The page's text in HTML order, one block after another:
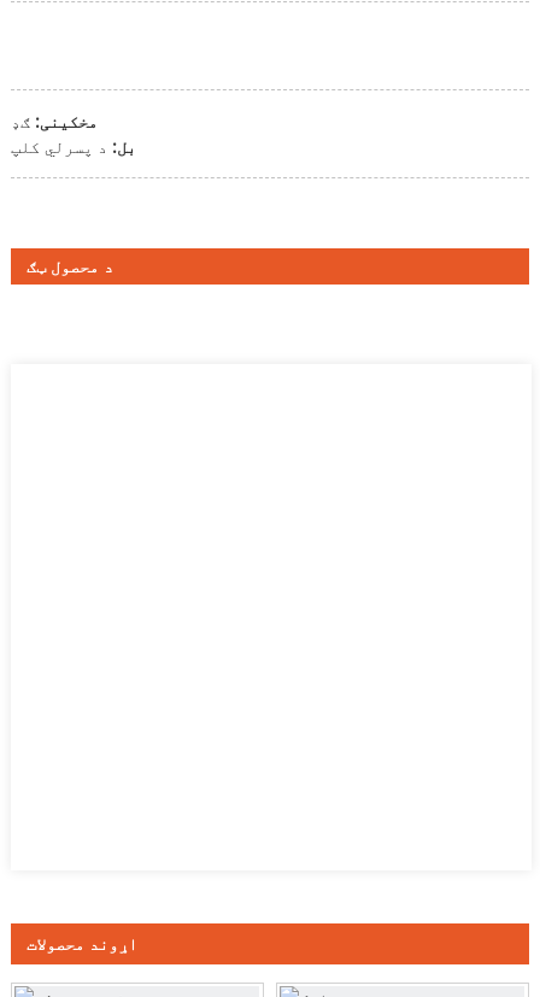
مخکینی: ګډ
بل: د پسرلي کلپ
د محصول ټګ
اړوند محصولات